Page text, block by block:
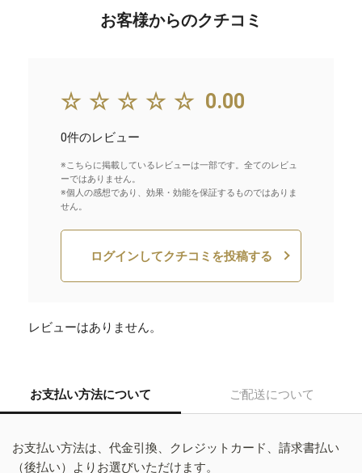
お客様からのクチコミ
☆☆☆☆☆ 0.00
0件のレビュー
※こちらに掲載しているレビューは一部です。全てのレビュ
ーではありません。
※個人の感想であり、効果・効能を保証するものではありま
せん。
ログインしてクチコミを投稿する
レビューはありません。
お支払い方法について ご配送について
お支払い方法は、代金引換、クレジットカード、請求書払い
（後払い）よりお選びいただけます。